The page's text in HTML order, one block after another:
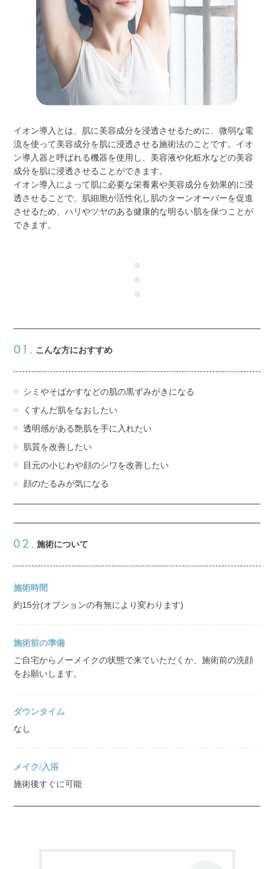
イオン導入とは、肌に美容成分を浸透させるために、微弱な電
流を使って美容成分を肌に浸透させる施術法のことです。イオ
ン導入器と呼ばれる機器を使用し、美容液や化粧水などの美容
成分を肌に浸透させることができます。
イオン導入によって肌に必要な栄養素や美容成分を効果的に浸
透させることで、肌細胞が活性化し肌のターンオーバーを促進
させるため、ハリやツヤのある健康的な明るい肌を保つことが
できます。
こんな方におすすめ
シミやそばかすなどの肌の黒ずみがきになる
くすんだ肌をなおしたい
透明感がある艶肌を手に入れたい
肌質を改善したい
目元の小じわや顔のシワを改善したい
顔のたるみが気になる
施術について
施術時間
約15分(オプションの有無により変わります)
施術前の準備
ご自宅からノーメイクの状態で来ていただくか、施術前の洗顔
をお願いします。
ダウンタイム
なし
メイク/入浴
施術後すぐに可能